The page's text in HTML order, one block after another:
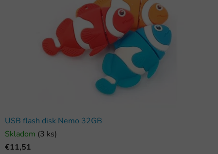
USB flash disk Nemo 32GB
Skladom (3 ks)
€11,51